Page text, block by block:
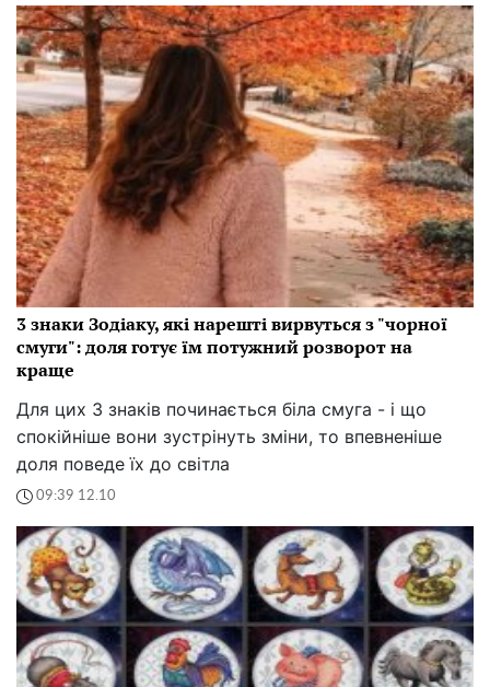
3 знаки Зодіаку, які нарешті вирвуться з "чорної
смуги": доля готує їм потужний розворот на
краще
Для цих 3 знаків починається біла смуга - і що
спокійніше вони зустрінуть зміни, то впевненіше
доля поведе їх до світла
09:39 12.10